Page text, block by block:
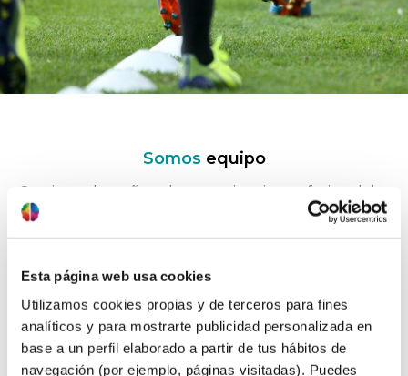
Esta página web usa cookies
Utilizamos cookies propias y de terceros para fines
analíticos y para mostrarte publicidad personalizada en
base a un perfil elaborado a partir de tus hábitos de
navegación (por ejemplo, páginas visitadas). Puedes
Somos equipo
Gracias a los años de experiencia profesional he
convertido mi consulta en un equipo de
profesionales, formado por especialistas altamente
adultos e infantil, psicología deportiva, coaching,
recursos humanos y formación a empresas.
Lo más importante para nosotros es tu bienestar.
Para ayudarte a alcanzar tus objetivos lo antes